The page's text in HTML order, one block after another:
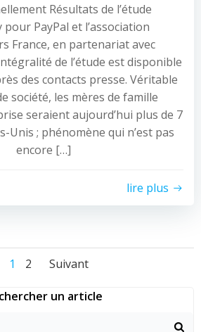
Résultats de l’étude
PayPal et l’association
France, en partenariat avec
de l’étude est disponible
des contacts presse. Véritable
société, les mères de famille
seraient aujourd’hui plus de 7
Unis ; phénomène qui n’est pas
encore […]
lire plus
Navigation
des
Navigation
des
Page
1 Page
2
Navigation
des
Suivant
un article